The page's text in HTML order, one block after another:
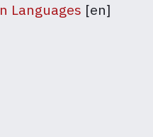
Languages [en]